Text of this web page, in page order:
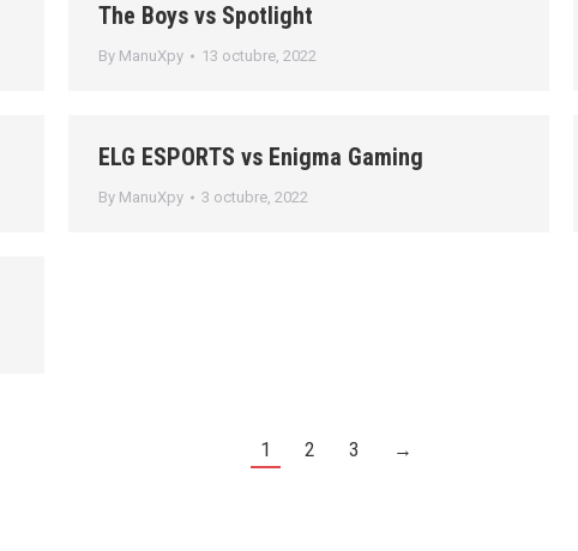
The Boys vs Spotlight
By ManuXpy 13 octubre, 2022
ELG ESPORTS vs Enigma Gaming
By ManuXpy 3 octubre, 2022
1 2 3 →